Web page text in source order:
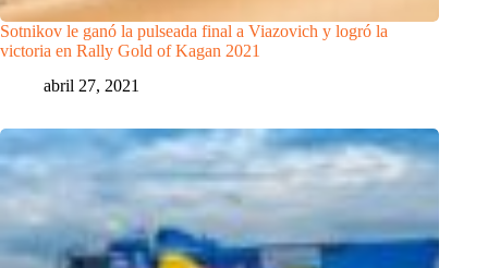
Sotnikov le ganó la pulseada final a Viazovich y logró la
victoria en Rally Gold of Kagan 2021
abril 27, 2021